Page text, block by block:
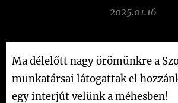
2025.01.16
Ma délelőtt nagy örömünkre a
munkatársai látogattak el
egy interjút velünk a méhesben!